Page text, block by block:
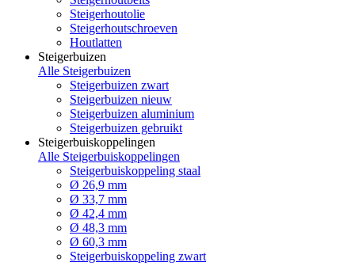
Steigerhoutolie
Steigerhoutschroeven
Houtlatten
Steigerbuizen
Alle Steigerbuizen
Steigerbuizen zwart
Steigerbuizen nieuw
Steigerbuizen aluminium
Steigerbuizen gebruikt
Steigerbuiskoppelingen
Alle Steigerbuiskoppelingen
Steigerbuiskoppeling staal
Ø 26,9 mm
Ø 33,7 mm
Ø 42,4 mm
Ø 48,3 mm
Ø 60,3 mm
Steigerbuiskoppeling zwart